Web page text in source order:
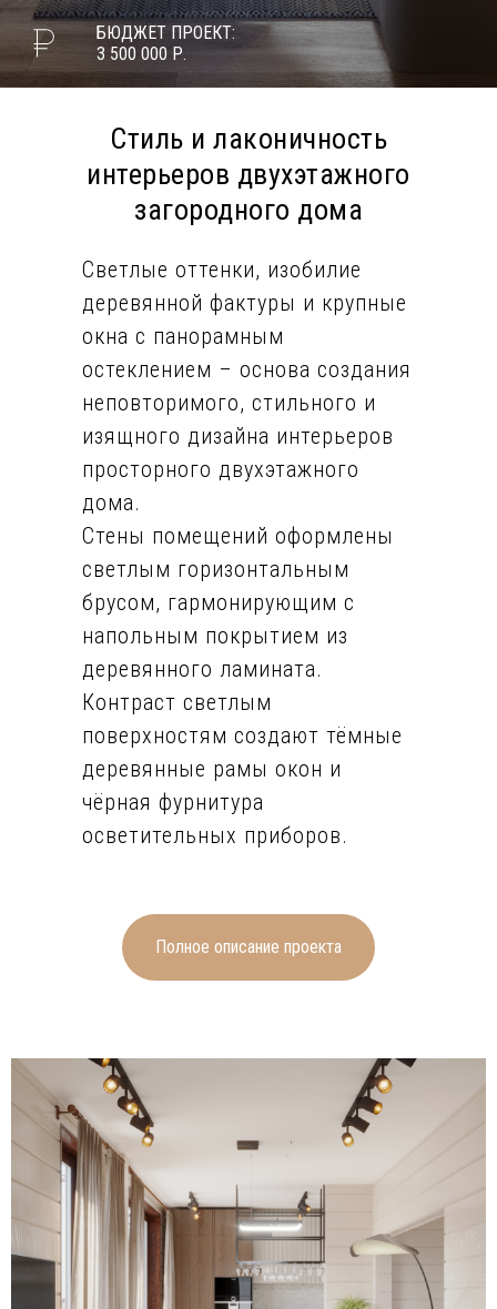
БЮДЖЕТ ПРОЕКТ:
3 500 000 Р.
Стиль и лаконичность
интерьеров двухэтажного
загородного дома
Светлые оттенки, изобилие
деревянной фактуры и крупные
окна с панорамным
остеклением – основа создания
неповторимого, стильного и
изящного дизайна интерьеров
просторного двухэтажного
дома.
Стены помещений оформлены
светлым горизонтальным
брусом, гармонирующим с
напольным покрытием из
деревянного ламината.
Контраст светлым
поверхностям создают тёмные
деревянные рамы окон и
чёрная фурнитура
осветительных приборов.
дерева (фасады мебели,
ступеньки лестницы, плитка в
ванных комнатах и
спальне) в тёплых светлых и
тёмных тонах привносит в
интерьер эстетику и
необычность оформления.
Крупные окна, достаточность
осветительных приборов,
зеркальные поверхности в
Полное описание проекта